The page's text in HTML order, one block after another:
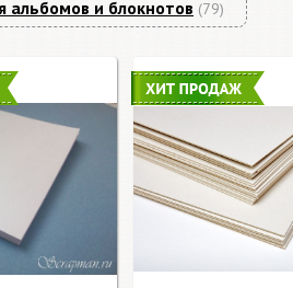
альбомов и блокнотов (79)